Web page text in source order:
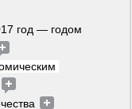
год — годом